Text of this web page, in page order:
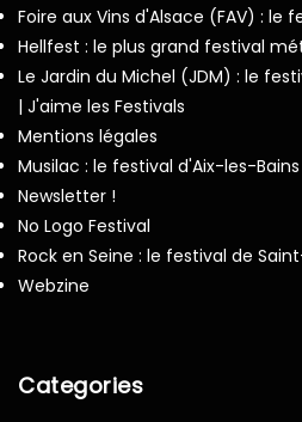
Foire aux Vins d'Alsace (FAV) : le
Hellfest : le plus grand festival
Le Jardin du Michel (JDM) : le
| J'aime les Festivals
Mentions légales
Musilac : le festival d'Aix-les-Bains
Newsletter !
No Logo Festival
Rock en Seine : le festival de
Webzine
Categories